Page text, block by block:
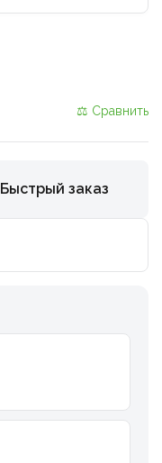
⚖ Сравнить
Быстрый заказ